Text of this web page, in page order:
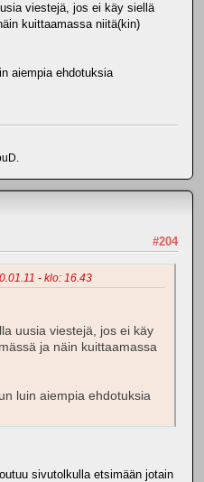
viestejä, jos ei käy siellä
kuittaamassa niitä(kin)
aiempia ehdotuksia
#204
- klo: 16.43
uusia viestejä, jos ei käy
ja näin kuittaamassa
luin aiempia ehdotuksia
sivutolkulla etsimään jotain